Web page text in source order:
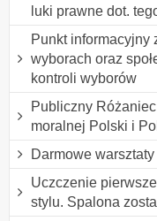
luki prawne dot.
Punkt informacyjny
wyborach oraz
kontroli wyborów
Publiczny
moralnej Polski i
Darmowe
Uczczenie
stylu. Spalona